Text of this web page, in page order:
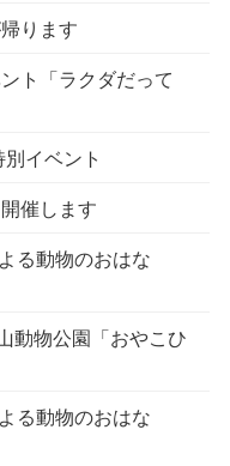
ります
ト「ラクダだって
イベント
催します
る動物のおはな
動物公園「おやこひ
る動物のおはな